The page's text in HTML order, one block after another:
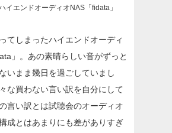
イエンドオーディオNAS「fidata」
てしまったハイエンドオーディ
」。あの素晴らしい音がずっと
いまま幾日を過ごしていまし
な買わない言い訳を自分にして
言い訳とは試聴会のオーディオ
成とはあまりにも差がありすぎ